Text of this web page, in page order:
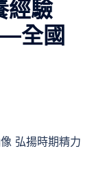
經驗
全國
弘揚時期精力